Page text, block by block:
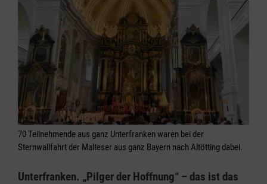
70 Teilnehmende aus ganz Unterfranken waren bei der
Sternwallfahrt der Malteser aus ganz Bayern nach Altötting dabei.
Unterfranken. „Pilger der Hoffnung“ – das ist das